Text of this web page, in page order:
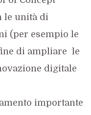
le unità di
(per esempio le
di ampliare le
digitale
importante